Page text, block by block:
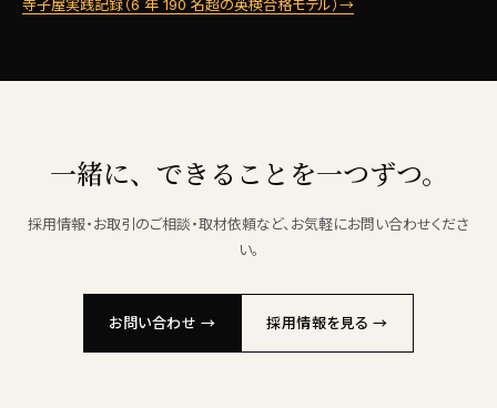
寺子屋実践記録（6 年 190 名超の英検合格モデル）→
一緒に、できることを一つずつ。
採用情報・お取引のご相談・取材依頼など、お気軽にお問い合わせくださ
い。
お問い合わせ → 採用情報を見る →